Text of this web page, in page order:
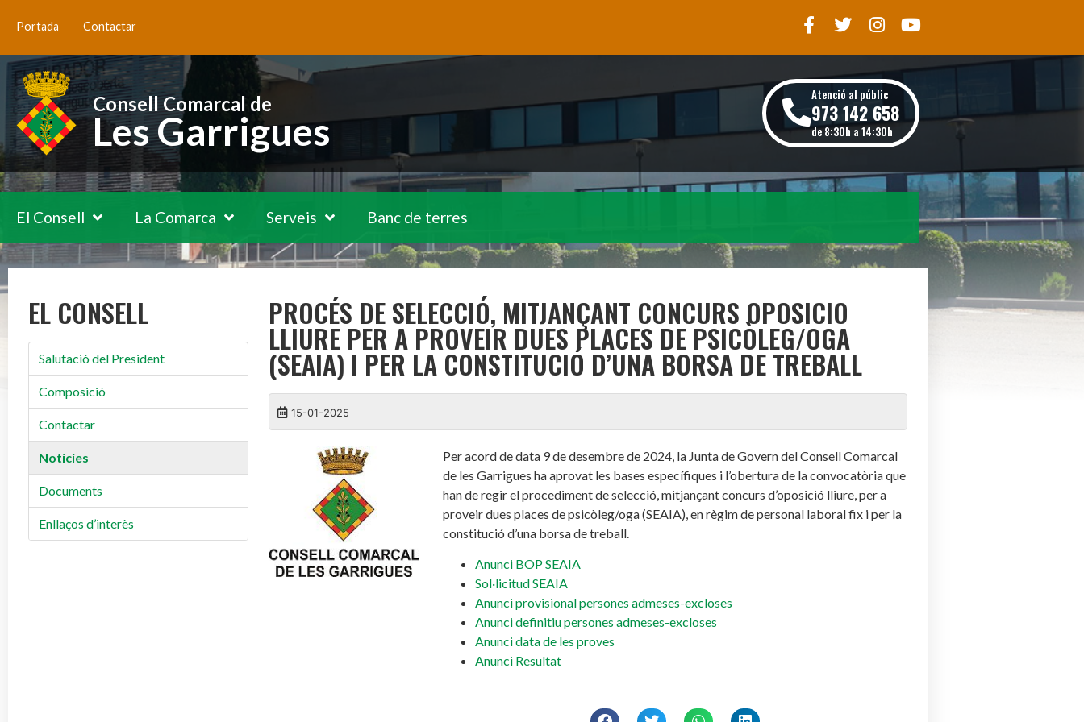
Portada Contactar
Consell Comarcal de
Les Garrigues
Atenció al públic
973 142 658
de 8:30h a 14:30h
El Consell La Comarca Serveis Banc de terres
EL CONSELL
Salutació del President
Composició
Contactar
Notícies
Documents
Enllaços d’interès
PROCÉS DE SELECCIÓ, MITJANÇANT CONCURS OPOSICIO
LLIURE PER A PROVEIR DUES PLACES DE PSICÒLEG/OGA
(SEAIA) I PER LA CONSTITUCIÓ D’UNA BORSA DE TREBALL
15-01-2025
Per acord de data 9 de desembre de 2024, la Junta de Govern del Consell Comarcal
de les Garrigues ha aprovat les bases específiques i l’obertura de la convocatòria que
han de regir el procediment de selecció, mitjançant concurs d’oposició lliure, per a
proveir dues places de psicòleg/oga (SEAIA), en règim de personal laboral fix i per la
constitució d’una borsa de treball.
Anunci BOP SEAIA
Sol·licitud SEAIA
Anunci provisional persones admeses-excloses
Anunci definitiu persones admeses-excloses
Anunci data de les proves
Anunci Resultat